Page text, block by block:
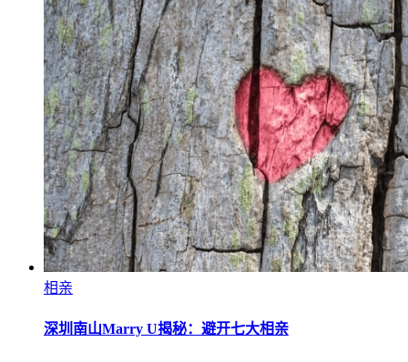
相亲
深圳南山Marry U揭秘：避开七大相亲